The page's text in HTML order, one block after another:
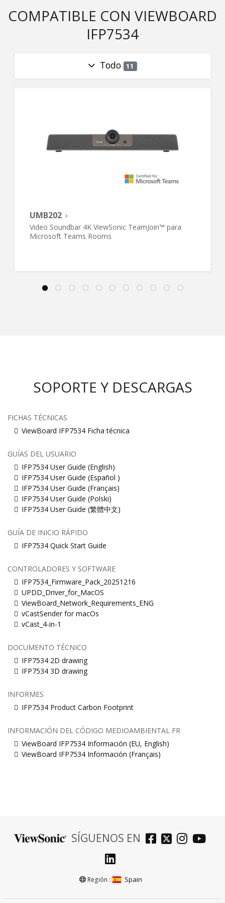
COMPATIBLE CON VIEWBOARD
IFP7534
Todo 11
UMB202
Video Soundbar 4K ViewSonic TeamJoin™ para
Microsoft Teams Rooms
SOPORTE Y DESCARGAS
FICHAS TÉCNICAS
ViewBoard IFP7534 Ficha técnica
GUÍAS DEL USUARIO
IFP7534 User Guide (English)
IFP7534 User Guide (Español )
IFP7534 User Guide (Français)
IFP7534 User Guide (Polski)
IFP7534 User Guide (繁體中文)
GUÍA DE INICIO RÁPIDO
IFP7534 Quick Start Guide
CONTROLADORES Y SOFTWARE
IFP7534_Firmware_Pack_20251216
UPDD_Driver_for_MacOS
ViewBoard_Network_Requirements_ENG
vCastSender for macOs
vCast_4-in-1
DOCUMENTO TÉCNICO
IFP7534 2D drawing
IFP7534 3D drawing
INFORMES
IFP7534 Product Carbon Footprint
INFORMACIÓN DEL CÓDIGO MEDIOAMBIENTAL FR
ViewBoard IFP7534 Información (EU, English)
ViewBoard IFP7534 Información (Français)
SÍGUENOS EN
Región : Spain